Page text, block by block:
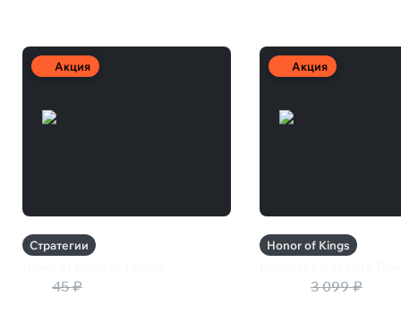
Акция
Стратегии
45 ₽
Акция
Honor of Kings
3 099 ₽